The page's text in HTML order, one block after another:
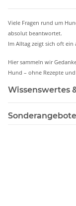
Viele Fragen rund um
absolut beantwortet.
Im Alltag zeigt sich oft ein
Hier sammeln wir
Hund – ohne Rezepte
Wissenswertes
Sonderangebote